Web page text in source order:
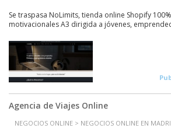
Se traspasa NoLimits, tienda online Shopify
motivacionales A3 dirigida a jóvenes,
Agencia de Viajes Online
NEGOCIOS ONLINE > NEGOCIOS ONLINE EN